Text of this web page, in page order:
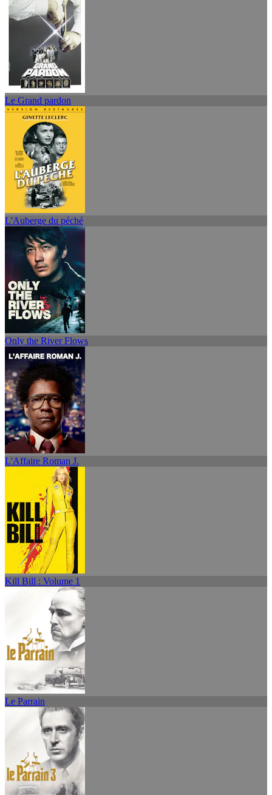
Le Grand pardon
L'Auberge du péché
Only the River Flows
L'Affaire Roman J.
Kill Bill : Volume 1
Le Parrain